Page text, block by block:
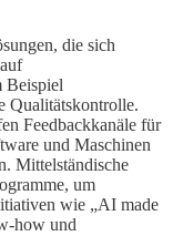
die sich
Beispiel
Qualitätskontrolle.
Feedbackkanäle für
und Maschinen
Mittelständische
um
wie „AI made
how und